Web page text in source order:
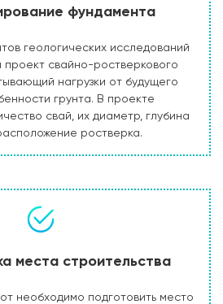
фундамента
геологических исследований
проект свайно-ростверкового
нагрузки от будущего
грунта. В проекте
свай, их диаметр, глубина
ростверка.
места строительства
необходимо подготовить место